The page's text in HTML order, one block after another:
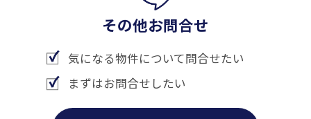
その他お問合せ
気になる物件について問合せたい
まずはお問合せしたい